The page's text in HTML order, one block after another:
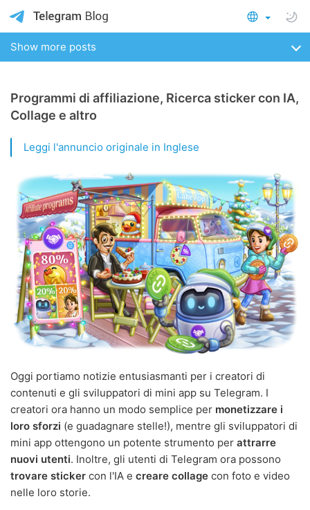
Show more posts
Programmi di affiliazione, Ricerca sticker con IA,
Collage e altro
Leggi l'annuncio originale in Inglese
Oggi portiamo notizie entusiasmanti per i creatori di
contenuti e gli sviluppatori di mini app su Telegram. I
creatori ora hanno un modo semplice per monetizzare i
loro sforzi (e guadagnare stelle!), mentre gli sviluppatori di
mini app ottengono un potente strumento per attrarre
nuovi utenti. Inoltre, gli utenti di Telegram ora possono
trovare sticker con l'IA e creare collage con foto e video
nelle loro storie.